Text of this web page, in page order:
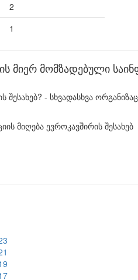
2
1
მიერ მომზადებული
- სხვადასხვა
მიღება ევროკავშირის შესახებ